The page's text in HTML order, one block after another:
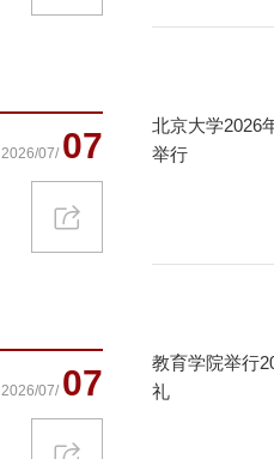
2026/07/ 07
北京大学2026
举行
2026/07/ 07
教育学院举行
礼